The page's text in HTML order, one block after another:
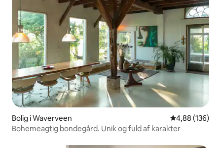
Bolig i Waverveen 4,88 ud af 5 i
4,88 (136)
Bohemeagtig bondegård. Unik og fuld af karakter